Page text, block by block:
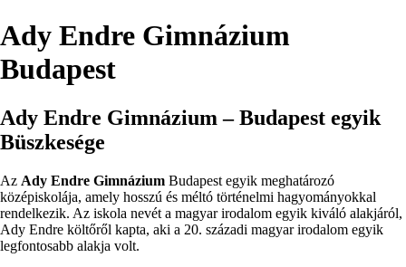
Ady Endre Gimnázium
Budapest
Ady Endre Gimnázium – Budapest egyik
Büszkesége
Az Ady Endre Gimnázium Budapest egyik meghatározó
középiskolája, amely hosszú és méltó történelmi hagyományokkal
rendelkezik. Az iskola nevét a magyar irodalom egyik kiváló alakjáról,
Ady Endre költőről kapta, aki a 20. századi magyar irodalom egyik
legfontosabb alakja volt.